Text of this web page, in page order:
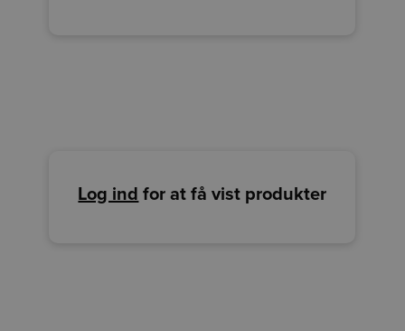
Log ind for at få vist produkter